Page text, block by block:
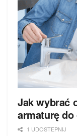
Jak wybrać
armaturę do
1 UDOSTEPNIJ